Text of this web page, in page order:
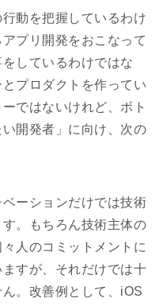
動を把握しているわけ
プリ開発をおこなって
しているわけではな
プロダクトを作ってい
ではないけれど、ボト
開発者」に向け、次の
ーションだけでは技術
。もちろん技術主体の
人のコミットメントに
すが、それだけでは十
。改善例として、iOS